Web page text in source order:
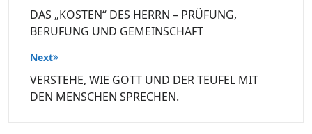
DAS „KOSTEN“ DES HERRN – PRÜFUNG,
BERUFUNG UND GEMEINSCHAFT
Next
VERSTEHE, WIE GOTT UND DER TEUFEL MIT
DEN MENSCHEN SPRECHEN.